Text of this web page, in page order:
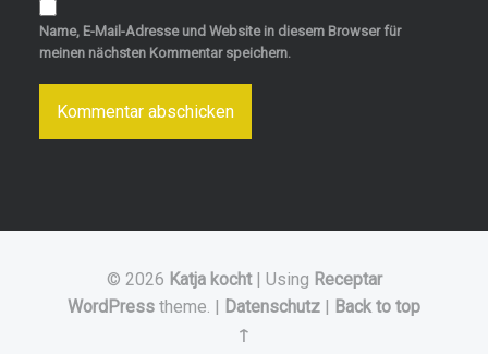
Name, E-Mail-Adresse und Website in diesem Browser für
meinen nächsten Kommentar speichern.
© 2026 Katja kocht Using Receptar
WordPress theme. Datenschutz
Back to top
↑